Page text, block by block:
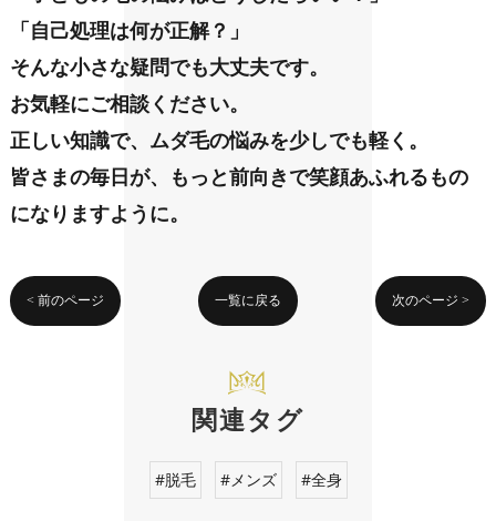
「自己処理は何が正解？」
そんな小さな疑問でも大丈夫です。
お気軽にご相談ください。
正しい知識で、ムダ毛の悩みを少しでも軽く。
皆さまの毎日が、もっと前向きで笑顔あふれるもの
になりますように。
< 前のページ 一覧に戻る 次のページ >
関連タグ
#脱毛 #メンズ #全身